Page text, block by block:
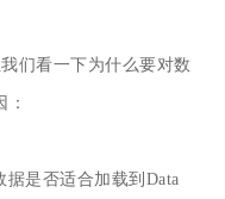
们看一下为什么要对数
是否适合加载到Data